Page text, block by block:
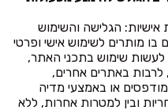
הגלישה והשימוש
בו מותרים לשימוש אישי ופרטי
שימוש בתכני האתר,
לרבות באתרים אחרים,
או באמצעי מדיה
ובין למטרות אחרות, ללא